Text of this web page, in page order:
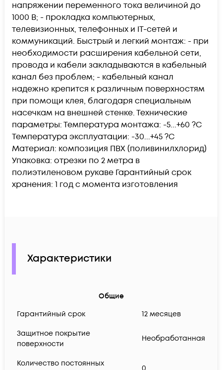
напряжении переменного тока величиной до
1000 В; - прокладка компьютерных,
телевизионных, телефонных и IT-сетей и
коммуникаций. Быстрый и легкий монтаж: - при
необходимости расширения кабельной сети,
провода и кабели закладываются в кабельный
канал без проблем; - кабельный канал
надежно крепится к различным поверхностям
при помощи клея, благодаря специальным
насечкам на внешней стенке. Технические
параметры: Температура монтажа: -5...+60 ?С
Температура эксплуатации: -30...+45 ?С
Материал: композиция ПВХ (поливинилхлорид)
Упаковка: отрезки по 2 метра в
полиэтиленовом рукаве Гарантийный срок
хранения: 1 год с момента изготовления
Характеристики
Общие
Гарантийный срок
12 месяцев
Защитное покрытие
поверхности
Необработанная
Количество постоянных